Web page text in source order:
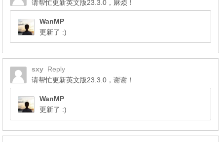
请帮忙更新英文版23.3.0，麻烦！
WanMP
更新了 :)
sxy Reply
请帮忙更新英文版23.3.0，谢谢！
WanMP
更新了 :)